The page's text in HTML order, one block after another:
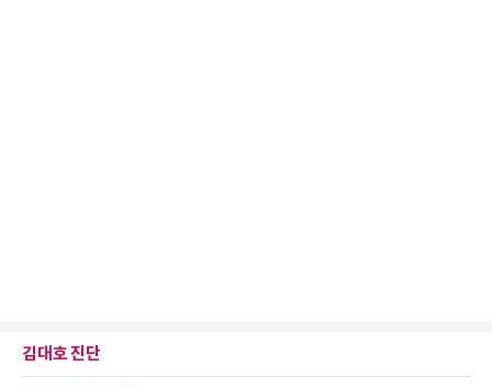
김대호 진단